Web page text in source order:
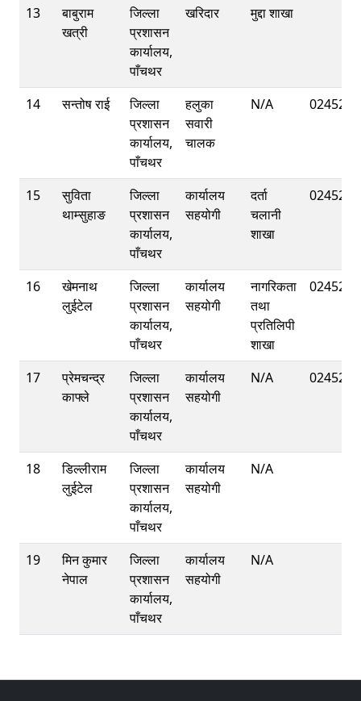
13
बाबुराम
खत्री
जिल्ला
प्रशासन
कार्यालय,
पाँचथर
खरिदार मुद्दा शाखा
14 सन्तोष राई
जिल्ला
प्रशासन
कार्यालय,
पाँचथर
हलुका
सवारी
चालक
N/A
15
सुविता
थाम्सुहाङ
जिल्ला
प्रशासन
कार्यालय,
पाँचथर
कार्यालय
सहयोगी
दर्ता
चलानी
शाखा
16
खेमनाथ
लुईटेल
जिल्ला
प्रशासन
कार्यालय,
पाँचथर
कार्यालय
सहयोगी
नागरिकता
तथा
प्रतिलिपी
शाखा
17
प्रेमचन्द्र
काफ्ले
जिल्ला
प्रशासन
कार्यालय,
पाँचथर
कार्यालय
सहयोगी
N/A
18
डिल्लीराम
लुईटेल
जिल्ला
प्रशासन
कार्यालय,
पाँचथर
कार्यालय
सहयोगी
N/A
19
मिन कुमार
नेपाल
जिल्ला
प्रशासन
कार्यालय,
पाँचथर
कार्यालय
सहयोगी
N/A